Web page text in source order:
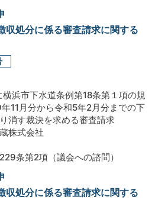
収処分に係る審査請求に関する
浜市下水道条例第18条第１項の規
11月分から令和5年2月分までの下
消す裁決を求める審査請求
株式会社
条第2項（議会への諮問）
収処分に係る審査請求に関する